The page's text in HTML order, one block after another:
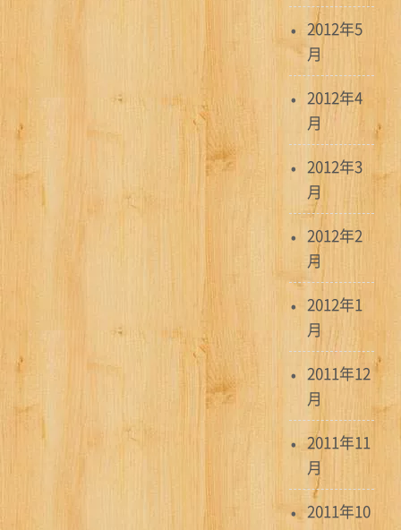
2012年5
月
2012年4
月
2012年3
月
2012年2
月
2012年1
月
2011年12
月
2011年11
月
2011年10